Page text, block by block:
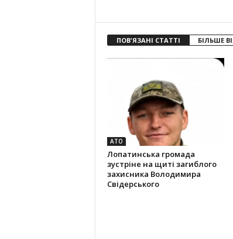
ПОВ'ЯЗАНІ СТАТТІ БІЛЬШЕ
АТО
Лопатинська громада
зустріне на щиті загиблого
захисника Володимира
Свідерського